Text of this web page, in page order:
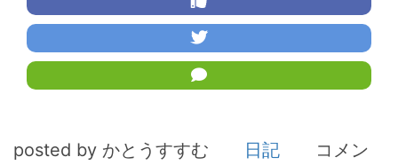
posted by かとうすすむ 日記
コメン